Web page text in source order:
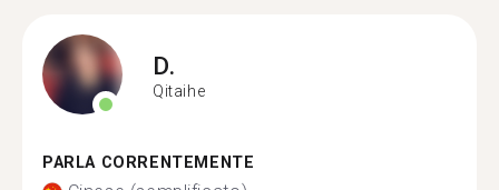
D.
Qitaihe
PARLA CORRENTEMENTE